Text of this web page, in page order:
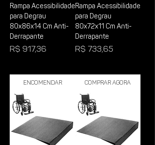
Rampa Acessibilidade
para Degrau
80x86x14 Cm Anti-
Derrapante
Preço
R$ 917,36
Encomendar
Rampa Acessibilidade
para Degrau
80x72x11 Cm Anti-
Derrapante
Preço
R$ 733,65
Comprar Agora